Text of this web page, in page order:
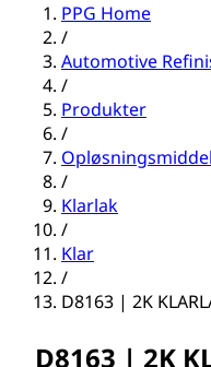
PPG Home
/
Automotive
/
Produkter
/
/
Klarlak
/
Klar
/
D8163 | 2K
D8163 | 2K